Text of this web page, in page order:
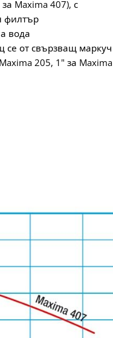
за Maxima 407), с
филтър
вода
се от свързващ маркуч
205, 1" за Maxima